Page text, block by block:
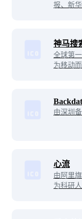
报、新
神马搜
全球第
为移动
由深圳
心流
由阿里
为科研